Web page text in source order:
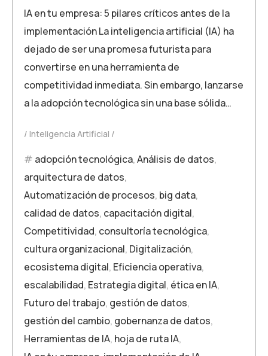
IA en tu empresa: 5 pilares críticos antes de la
implementación La inteligencia artificial (IA) ha
dejado de ser una promesa futurista para
convertirse en una herramienta de
competitividad inmediata. Sin embargo, lanzarse
a la adopción tecnológica sin una base sólida…
Inteligencia Artificial
adopción tecnológica,Análisis de datos,
arquitectura de datos,
Automatización de procesos, big data,
calidad de datos, capacitación digital,
Competitividad, consultoría tecnológica,
cultura organizacional, Digitalización,
ecosistema digital, Eficiencia operativa,
escalabilidad, Estrategia digital, ética en IA,
Futuro del trabajo, gestión de datos,
gestión del cambio, gobernanza de datos,
Herramientas de IA, hoja de ruta IA,